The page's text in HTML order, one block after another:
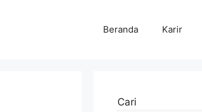
Beranda Karir
Cari